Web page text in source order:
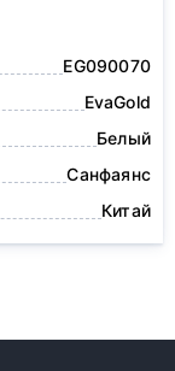
EG090070
EvaGold
Белый
Санфаянс
Китай